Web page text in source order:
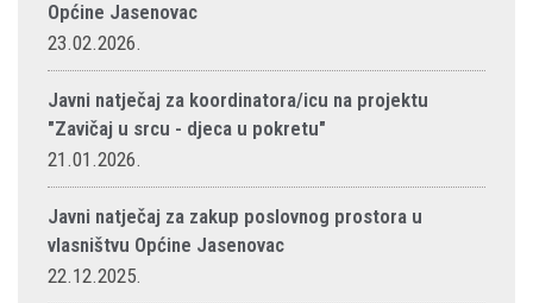
Općine Jasenovac
23.02.2026.
Javni natječaj za koordinatora/icu na projektu
"Zavičaj u srcu - djeca u pokretu"
21.01.2026.
Javni natječaj za zakup poslovnog prostora u
vlasništvu Općine Jasenovac
22.12.2025.